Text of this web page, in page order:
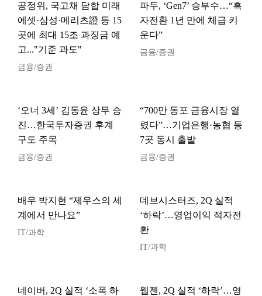
공정위, 국고채 담합 미래
에셋·삼성·메리츠證 등 15
곳에 최대 15조 과징금 예
고..."기준 과도"
금융/증권
파두, ‘Gen7’ 승부수…“흑
자전환 1년 만에 체급 키
운다”
금융/증권
‘오너 3세’ 김동윤 상무 승
진…한국투자증권 후계
구도 주목
금융/증권
“700만 동포 금융시장 열
렸다”…기업은행·농협 등
7곳 동시 출발
금융/증권
배우 박지현 “제우스의 세
계에서 만나요”
IT/과학
데브시스터즈, 2Q 실적
‘하락’…영업이익 적자전
환
IT/과학
네이버, 2Q 실적 ‘소폭 하
웹젠, 2Q 실적 ‘하락’…영